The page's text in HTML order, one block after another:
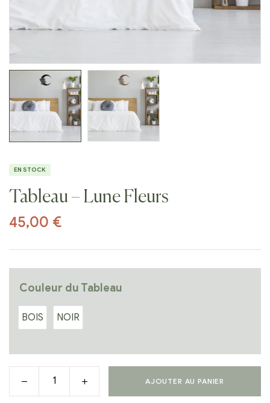
EN STOCK
Tableau – Lune Fleurs
45,00 €
Couleur du Tableau
BOIS NOIR
AJOUTER AU PANIER